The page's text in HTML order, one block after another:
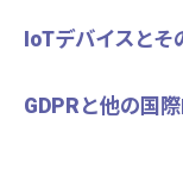
IoTデバイスと
GDPRと他の国